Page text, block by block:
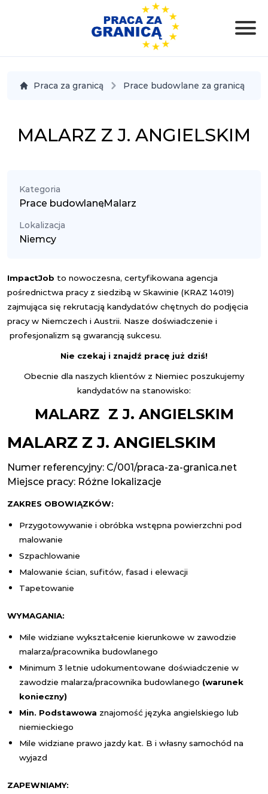
Praca za granicą Prace budowlane za granicą
MALARZ Z J. ANGIELSKIM
Kategoria
Prace budowlane,Malarz
Lokalizacja
Niemcy
ImpactJob to nowoczesna, certyfikowana agencja
pośrednictwa pracy z siedzibą w Skawinie (KRAZ 14019)
zajmująca się rekrutacją kandydatów chętnych do podjęcia
pracy w Niemczech i Austrii. Nasze doświadczenie i
profesjonalizm są gwarancją sukcesu.
Nie czekaj i znajdź pracę już dziś!
Obecnie dla naszych klientów z Niemiec poszukujemy
kandydatów na stanowisko:
MALARZ Z J. ANGIELSKIM
MALARZ Z J. ANGIELSKIM
Numer referencyjny: C/001/praca-za-granica.net
Miejsce pracy: Różne lokalizacje
ZAKRES OBOWIĄZKÓW:
Przygotowywanie i obróbka wstępna powierzchni pod
malowanie
Szpachlowanie
Malowanie ścian, sufitów, fasad i elewacji
Tapetowanie
WYMAGANIA:
Mile widziane wykształcenie kierunkowe w zawodzie
malarza/pracownika budowlanego
Minimum 3 letnie udokumentowane doświadczenie w
zawodzie malarza/pracownika budowlanego (warunek
konieczny)
Min. Podstawowa znajomość języka angielskiego lub
niemieckiego
Mile widziane prawo jazdy kat. B i własny samochód na
wyjazd
ZAPEWNIAMY: